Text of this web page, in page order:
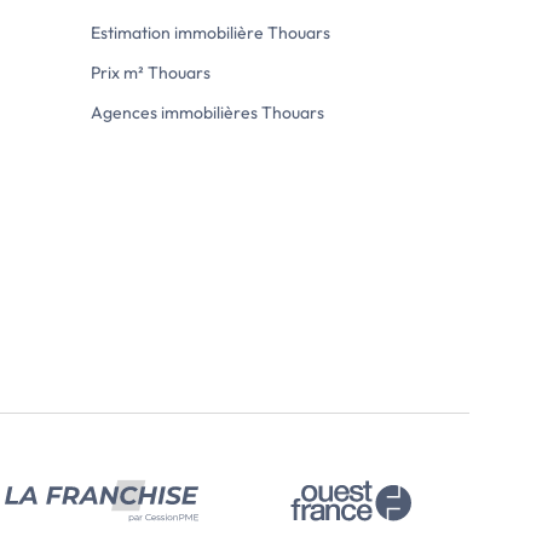
électrique et huisseries PVC
Estimation immobilière Thouars
Prix m² Thouars
Agences immobilières Thouars